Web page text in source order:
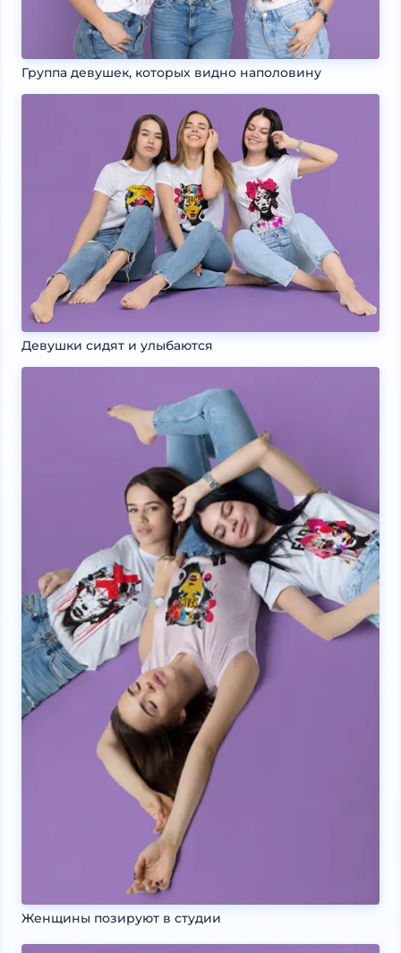
Группа девушек, которых видно наполовину
Девушки сидят и улыбаются
Женщины позируют в студии